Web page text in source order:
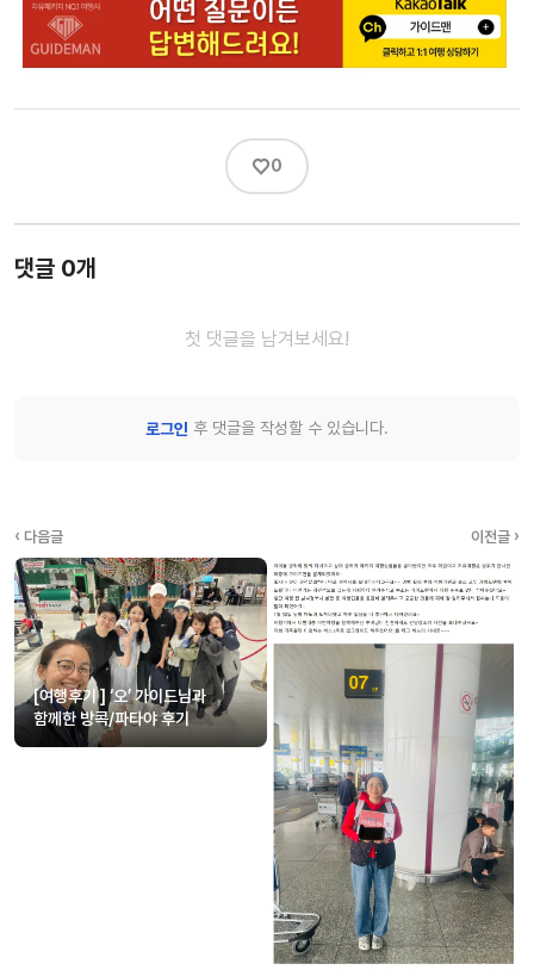
♡0
댓글 0개
첫 댓글을 남겨보세요!
로그인 후 댓글을 작성할 수 있습니다.
‹ 다음글
[여행후기 ] ‘오’ 가이드님과
함께한 방콕/파타야 후기
이전글 ›